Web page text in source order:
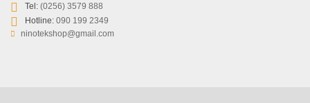
Tel: (0256) 3579 888
Hotline: 090 199 2349
ninotekshop@gmail.com